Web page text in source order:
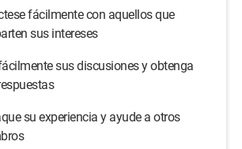
fácilmente con aquellos que
sus intereses
sus discusiones y obtenga
su experiencia y ayude a otros